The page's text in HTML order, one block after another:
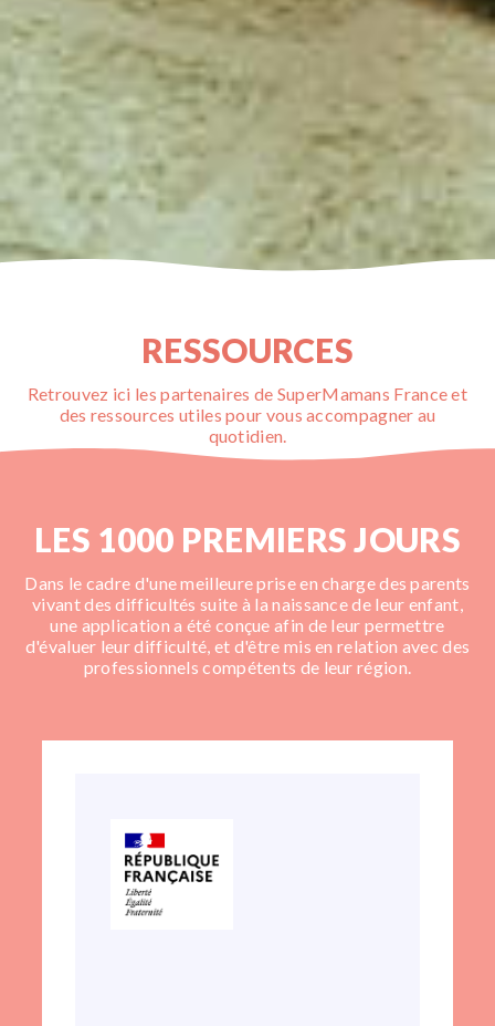
RESSOURCES
Retrouvez ici les partenaires de SuperMamans France et
des ressources utiles pour vous accompagner au
quotidien.
LES 1000 PREMIERS JOURS
Dans le cadre d'une meilleure prise en charge des parents
vivant des difficultés suite à la naissance de leur enfant,
une application a été conçue afin de leur permettre
d'évaluer leur difficulté, et d'être mis en relation avec des
professionnels compétents de leur région.